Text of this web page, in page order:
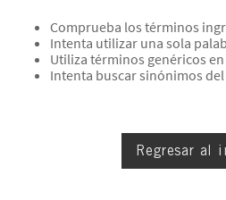
Comprueba los términos
Intenta utilizar una sola
Utiliza términos genéricos
Intenta buscar sinónimos
Regresar al